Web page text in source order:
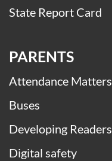
State Report Card
PARENTS
Attendance Matters
Buses
Developing Readers
Digital safety